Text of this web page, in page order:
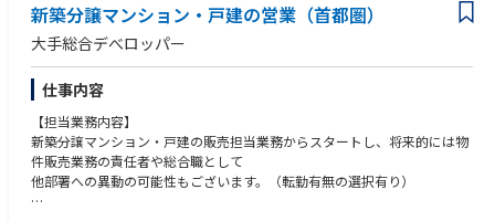
・社内外に多くのステークホルダーがいるため、関係者との調整力に優れ
ている方
ジションです。
・勤務日は不規則となる可能性あります
新築分譲マンション・戸建の営業（首都圏）
大手総合デべロッパー
仕事内容
【担当業務内容】
新築分譲マンション・戸建の販売担当業務からスタートし、将来的には物
件販売業務の責任者や総合職として
他部署への異動の可能性もございます。（転勤有無の選択有り）